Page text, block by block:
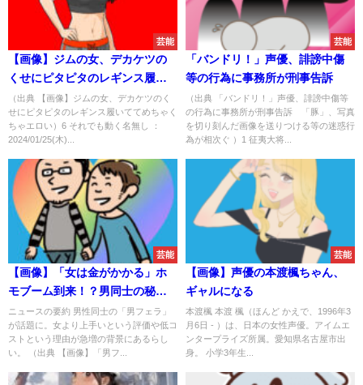
芸能
【画像】ジムの女、デカケツの
くせにピタピタのレギンス履い
ててめちゃくちゃエロい
（出典 【画像】ジムの女、デカケツのく
せにピタピタのレギンス履いててめちゃく
ちゃエロい）6 それでも動く名無し ：
2024/01/25(木)...
芸能
「バンドリ！」声優、誹謗中傷
等の行為に事務所が刑事告訴
（出典 「バンドリ！」声優、誹謗中傷等
の行為に事務所が刑事告訴 「豚」、写真
を切り刻んだ画像を送りつける等の迷惑行
為が相次ぐ ）1 征夷大将...
芸能
【画像】「女は金がかかる」ホ
モブーム到来！？男同士の秘密
の口技
ニュースの要約 男性同士の「男フェラ」
が話題に。女より上手いという評価や低コ
ストという理由が急増の背景にあるらし
い。 （出典 【画像】「男フ...
芸能
【画像】声優の本渡楓ちゃん、
ギャルになる
本渡楓 本渡 楓（ほんど かえで、1996年3
月6日 - ）は、日本の女性声優。アイムエ
ンタープライズ所属。愛知県名古屋市出
身。 小学3年生...